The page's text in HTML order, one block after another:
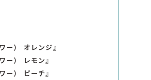
ー） オレンジ』
ー） レモン』
ー） ピーチ』